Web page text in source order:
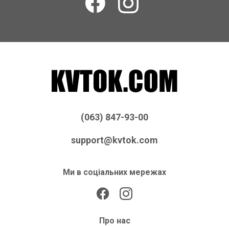
(063) 847-93-00
support@kvtok.com
Ми в соціальних мережах
Про нас